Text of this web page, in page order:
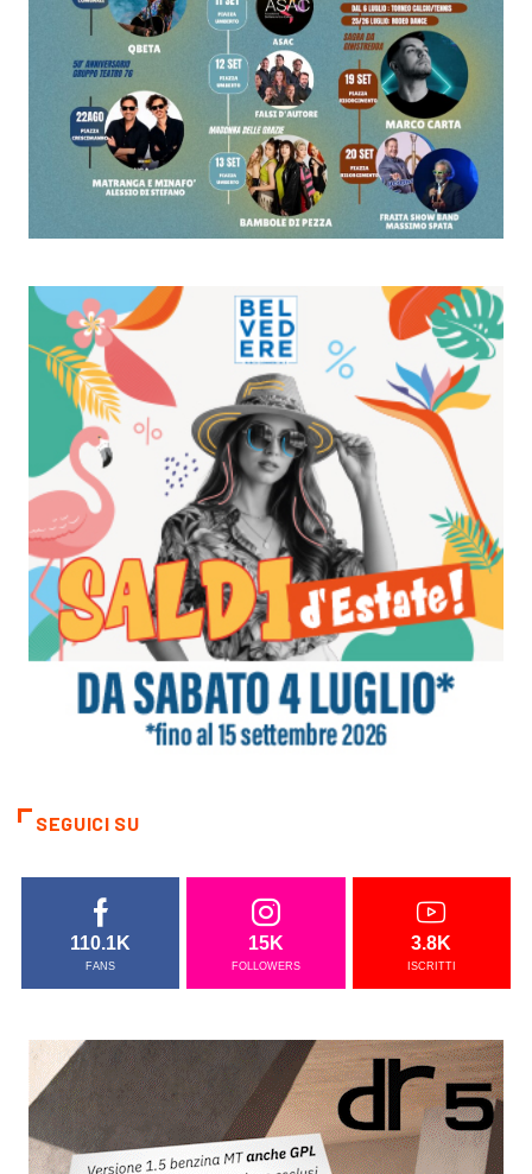
SEGUICI SU
110.1K
FANS
15K
FOLLOWERS
3.8K
ISCRITTI